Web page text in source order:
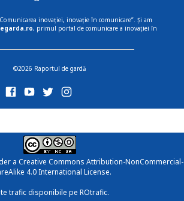
inovației, inovație în comunicare”. Și am
, primul portal de comunicare a inovației în
©2026 Raportul de gardă
a Creative Commons Attribution-NonCommercial-
4.0 International License.
trafic disponibile pe ROtrafic.